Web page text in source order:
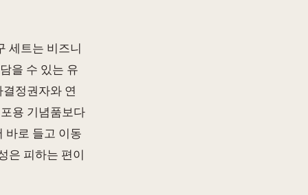
세트는 비즈니
을 수 있는 유
정권자와 연
용 기념품보다
바로 들고 이동
은 피하는 편이